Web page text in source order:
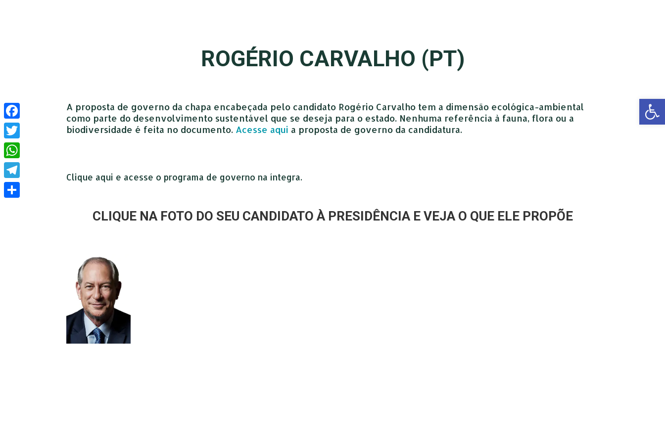
ROGÉRIO CARVALHO (PT)
A proposta de governo da chapa encabeçada pelo candidato Rogério Carvalho tem a dimensão ecológica-ambiental
como parte do desenvolvimento sustentável que se deseja para o estado. Nenhuma referência à fauna, flora ou a
biodiversidade é feita no documento. Acesse aqui a proposta de governo da candidatura.
Clique aqui e acesse o programa de governo na íntegra.
CLIQUE NA FOTO DO SEU CANDIDATO À PRESIDÊNCIA E VEJA O QUE ELE PROPÕE
Facebook
Twitter
WhatsApp
Telegram